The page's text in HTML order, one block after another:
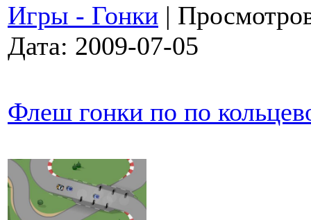
Игры - Гонки |
Дата: 2009-07-05
Флеш гонки по по